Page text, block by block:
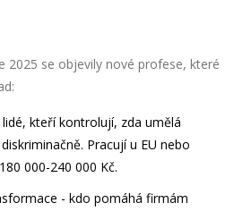
2025 se objevily nové profese, které
lidé, kteří kontrolují, zda umělá
Pracují u EU nebo
000-240 000 Kč.
- kdo pomáhá firmám